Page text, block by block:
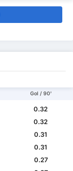
Gol / 90'
0.32
0.32
0.31
0.31
0.27